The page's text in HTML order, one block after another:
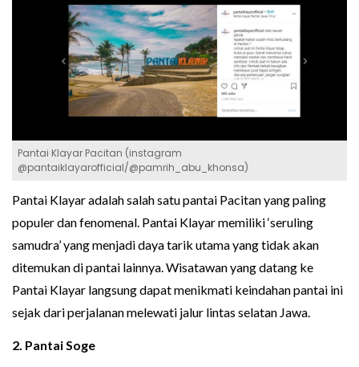
Pantai Klayar Pacitan (instagram
@pantaiklayarofficial/@pamrih_abu_khonsa)
Pantai Klayar adalah salah satu pantai Pacitan yang paling
populer dan fenomenal. Pantai Klayar memiliki ‘seruling
samudra’ yang menjadi daya tarik utama yang tidak akan
ditemukan di pantai lainnya. Wisatawan yang datang ke
Pantai Klayar langsung dapat menikmati keindahan pantai ini
sejak dari perjalanan melewati jalur lintas selatan Jawa.
2. Pantai Soge